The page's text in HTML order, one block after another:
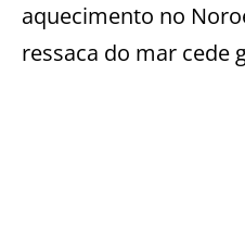
aquecimento no
ressaca do mar cede